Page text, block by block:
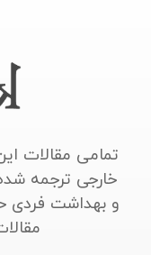
تمامی مقالات
خارجی ترجمه
و بهداشت فردی